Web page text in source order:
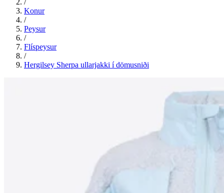
/
Konur
/
Peysur
/
Flíspeysur
/
Hergilsey Sherpa ullarjakki í dömusniði